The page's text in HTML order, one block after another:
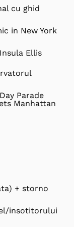
cu ghid
in New York
Ellis
Parade
Manhattan
+ storno
insotitorului